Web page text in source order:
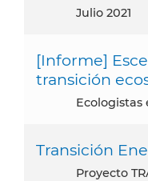
julio 2021
[Informe]
transición
Transición
proyecto TRADENER (Transición Energética